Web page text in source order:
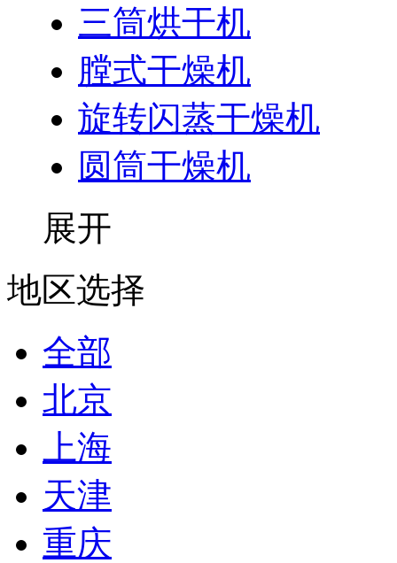
三筒烘干机
膛式干燥机
旋转闪蒸干燥机
圆筒干燥机
展开
地区选择
全部
北京
上海
天津
重庆